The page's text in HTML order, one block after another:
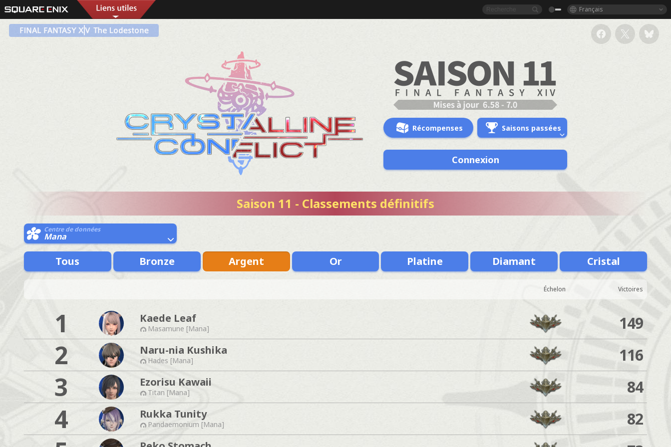
Français
Récompenses Saisons passées
Connexion
Saison 11 - Classements définitifs
Centre de données
Mana
Tous Bronze Argent Or Platine Diamant Cristal
Échelon Victoires
1 Kaede Leaf
Masamune [Mana] 149
2 Naru-nia Kushika
Hades [Mana] 116
3 Ezorisu Kawaii
Titan [Mana] 84
4 Rukka Tunity
Pandaemonium [Mana] 82